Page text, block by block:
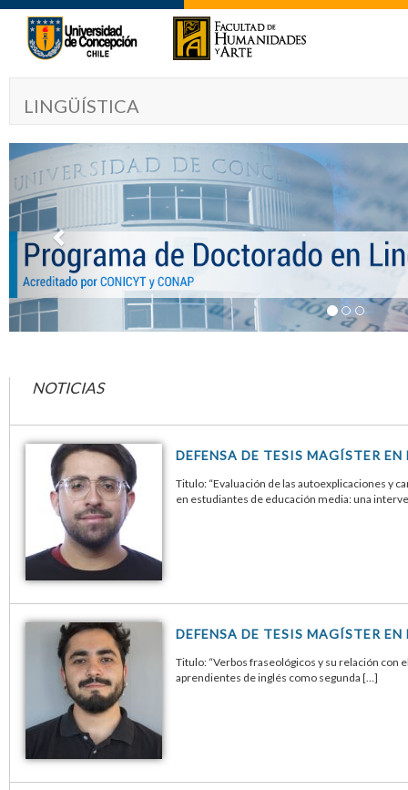
LINGÜÍSTICA
Previous
NOTICIAS
DEFENSA DE TESIS MAGÍSTER
Titulo: “Evaluación de las autoexplicaciones y
en estudiantes de educación media: una
DEFENSA DE TESIS MAGÍSTER
Titulo: “Verbos fraseológicos y su relación con
aprendientes de inglés como segunda […]